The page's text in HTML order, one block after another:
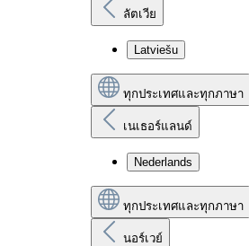
ลัตเวีย
Latviešu
ทุกประเทศและทุกภาษา
เนเธอร์แลนด์
Nederlands
ทุกประเทศและทุกภาษา
นอร์เวย์